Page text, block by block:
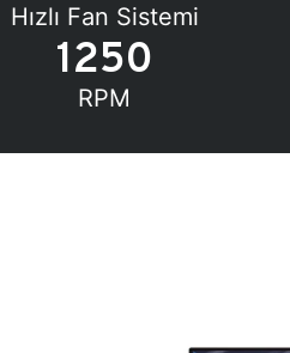
Hızlı Fan Sistemi
1250
RPM